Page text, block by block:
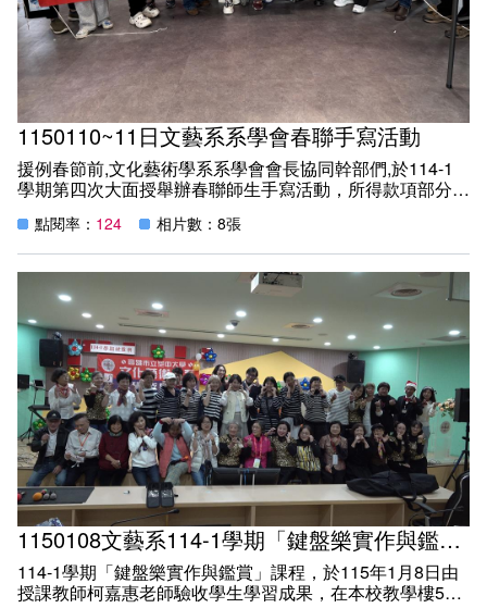
課程地圖主頁
專業課程/人文素養/知能運用
1150110~11日文藝系系學會春聯手寫活動
援例春節前,文化藝術學系系學會會長協同幹部們,於114-1
學期第四次大面授舉辦春聯師生手寫活動，所得款項部分捐
點閱率： 124 相片數：8張
1150108文藝系114-1學期「鍵盤樂實作與鑑賞」期末發表會
114-1學期「鍵盤樂實作與鑑賞」課程，於115年1月8日由
授課教師柯嘉惠老師驗收學生學習成果，在本校教學樓5樓